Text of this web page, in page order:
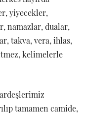
yiyecekler,
namazlar, dualar,
takva, vera, ihlas,
kelimelerle
tamamen camide,